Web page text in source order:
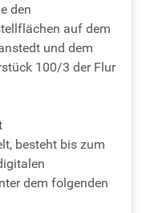
den
auf dem
und dem
100/3 der Flur
besteht bis zum
dem folgenden